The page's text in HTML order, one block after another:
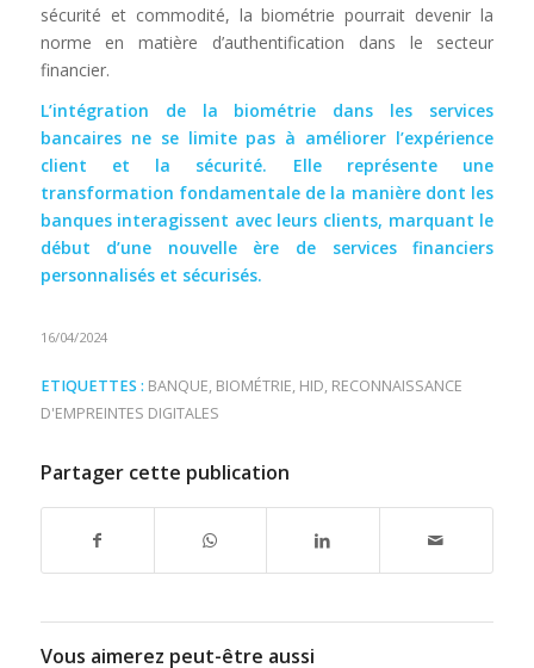
sécurité et commodité, la biométrie pourrait devenir la
norme en matière d’authentification dans le secteur
financier.
L’intégration de la biométrie dans les services
bancaires ne se limite pas à améliorer l’expérience
client et la sécurité. Elle représente une
transformation fondamentale de la manière dont les
banques interagissent avec leurs clients, marquant le
début d’une nouvelle ère de services financiers
personnalisés et sécurisés.
16/04/2024
ETIQUETTES : BANQUE, BIOMÉTRIE, HID, RECONNAISSANCE
D'EMPREINTES DIGITALES
Partager cette publication
Vous aimerez peut-être aussi